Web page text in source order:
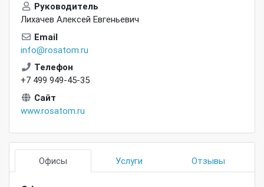
Руководитель
Лихачев Алексей Евгеньевич
Email
info@rosatom.ru
Телефон
+7 499 949-45-35
Сайт
www.rosatom.ru
Офисы Услуги Отзывы